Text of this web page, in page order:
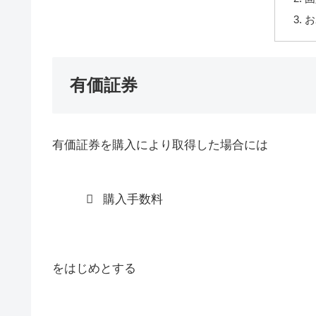
有価証券
有価証券を購入により取得した場合には
購入手数料
をはじめとする